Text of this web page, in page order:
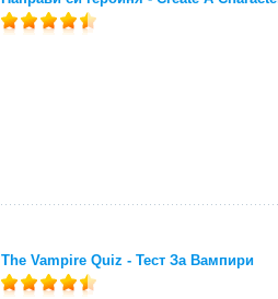
The Vampire Quiz - Тест За Вампири